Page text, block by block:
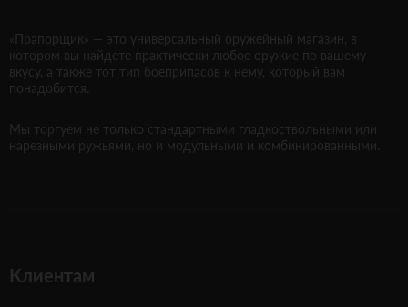
«Прапорщик» — это универсальный оружейный магазин, в
котором вы найдете практически любое оружие по вашему
вкусу, а также тот тип боеприпасов к нему, который вам
понадобится.
Мы торгуем не только стандартными гладкоствольными или
нарезными ружьями, но и модульными и комбинированными.
Клиентам